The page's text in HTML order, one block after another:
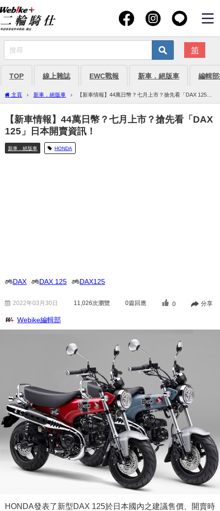
简
TOP 線上雜誌 EWC戰報 新車．絕版車 編輯
主頁 新車．絕版車
【新車情報】44萬日幣？七月上市？搶先看「DAX 125」
日本開賣資訊！
【新車情報】44萬日幣？七月上市？搶先看「DAX
125」日本開賣資訊！
新車．絕版車 HONDA
DAX DAX 125 DAX125
2022年03月30日 11,026次瀏覽 0篇回應 0 分享
Webike編輯部
HONDA發表了新型DAX 125於日本國內之建議售價、開賣時